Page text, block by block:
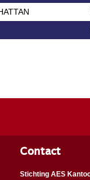
Contact
Stichting AES